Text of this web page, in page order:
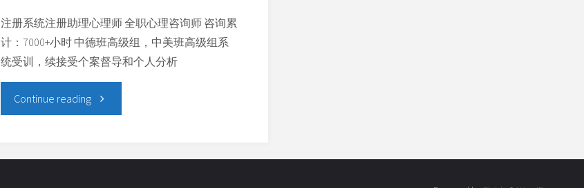
注册系统注册助理心理师 全职心理咨询师 咨询累
计：7000+小时 中德班高级组，中美班高级组系
统受训，续接受个案督导和个人分析
Continue reading